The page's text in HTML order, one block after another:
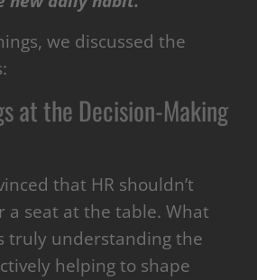
we discussed the
at the Decision-Making
that HR shouldn’t
a seat at the table. What
truly understanding the
helping to shape